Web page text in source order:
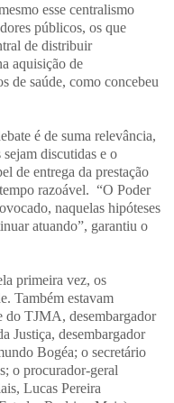
esse centralismo
públicos, os que
de distribuir
aquisição de
de saúde, como concebeu
é de suma relevância,
sejam discutidas e o
de entrega da prestação
razoável. “O Poder
naquelas hipóteses
atuando”, garantiu o
primeira vez, os
Também estavam
do TJMA, desembargador
Justiça, desembargador
Bogéa; o secretário
o procurador-geral
Lucas Pereira